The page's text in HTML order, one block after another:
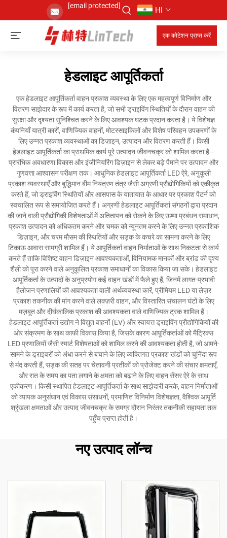
[email protected] HI
एक कोटेशन प्राप्त करें
हेडलाइट आपूर्तिकर्ता
एक हेडलाइट आपूर्तिकर्ता वाहन प्रकाश व्यवस्था के लिए एक महत्वपूर्ण विनिर्माण और
वितरण साझेदार के रूप में कार्य करता है, जो सभी ड्राइविंग स्थितियों के दौरान वाहन की
सुरक्षा और दृश्यता सुनिश्चित करने के लिए आवश्यक घटक प्रदान करता है। ये विशेषज्ञ
कंपनियाँ यात्री कारों, वाणिज्यिक वाहनों, मोटरसाइकिलों और विशेष परिवहन उपकरणों के
लिए उन्नत प्रकाश व्यवस्थाओं का डिज़ाइन, उत्पादन और वितरण करती हैं। किसी
हेडलाइट आपूर्तिकर्ता का प्राथमिक कार्य पूरे उत्पादन जीवनचक्र को शामिल करता है—
प्रारंभिक अवधारणा विकास और इंजीनियरिंग डिज़ाइन से लेकर बड़े पैमाने पर उत्पादन और
गुणवत्ता आश्वासन परीक्षण तक। आधुनिक हेडलाइट आपूर्तिकर्ता LED ऐरे, अनुकूली
प्रकाश व्यवस्थाएँ और बुद्धिमान बीम नियंत्रण तंत्र जैसी अग्रणी प्रौद्योगिकियों को एकीकृत
करते हैं, जो ड्राइविंग स्थितियों और आसपास के यातायात के आधार पर प्रकाश पैटर्न को
स्वचालित रूप से समायोजित करते हैं। अग्रणी हेडलाइट आपूर्तिकर्ता संगठनों द्वारा प्रदान
की जाने वाली प्रौद्योगिकी विशेषताओं में अतितापन को रोकने के लिए ऊष्मा प्रबंधन समाधान,
प्रकाश उत्पादन को अधिकतम करने और चमक को न्यूनतम करने के लिए उन्नत प्रकाशिक
डिज़ाइन, और चरम मौसम की स्थितियों और सड़क के कचरे का सामना करने के लिए
टिकाऊ आवास सामग्री शामिल हैं। ये आपूर्तिकर्ता वाहन निर्माताओं के साथ निकटता से कार्य
करते हैं ताकि विशिष्ट वाहन डिज़ाइन आवश्यकताओं, विनियामक मानकों और ब्रांड की दृश्य
शैली को पूरा करने वाले अनुकूलित प्रकाश समाधानों का विकास किया जा सके। हेडलाइट
आपूर्तिकर्ता के उत्पादों के अनुप्रयोग कई वाहन खंडों में फैले हुए हैं, जिनमें लागत-प्रभावी
हैलोजन प्रणालियों की आवश्यकता वाली अर्थव्यवस्था कारें, प्रीमियम LED या लेज़र
प्रकाश तकनीक की मांग करने वाले लक्ज़री वाहन, और विस्तारित संचालन घंटों के लिए
मज़बूत और दीर्घकालिक प्रकाश की आवश्यकता वाले वाणिज्यिक ट्रक शामिल हैं।
हेडलाइट आपूर्तिकर्ता उद्योग ने विद्युत वाहनों (EV) और स्वायत्त ड्राइविंग प्रौद्योगिकियों की
ओर संक्रमण के साथ काफी विकास किया है, जिसके कारण आपूर्तिकर्ताओं को मैट्रिक्स
LED प्रणालियों जैसी स्मार्ट विशेषताओं को शामिल करने की आवश्यकता होती है, जो आमने-
सामने के ड्राइवरों को अंधा करने से बचाने के लिए व्यक्तिगत प्रकाश खंडों को चुनिंदा रूप
से मंद करती हैं, सड़क की सतह पर चेतावनी प्रतीकों को प्रोजेक्ट करने की संचार क्षमताएँ,
और रात के समय का पता लगाने के क्षमता को बढ़ाने के लिए वाहन सेंसर ऐरे के साथ
एकीकरण। किसी स्थापित हेडलाइट आपूर्तिकर्ता के साथ साझेदारी करके, वाहन निर्माताओं
को व्यापक अनुसंधान एवं विकास संसाधनों, प्रमाणित विनिर्माण विशेषज्ञता, वैश्विक आपूर्ति
श्रृंखला क्षमताओं और उत्पाद जीवनचक्र के समग्र दौरान निरंतर तकनीकी सहायता तक
पहुँच प्राप्त होती है।
नए उत्पाद लॉन्च